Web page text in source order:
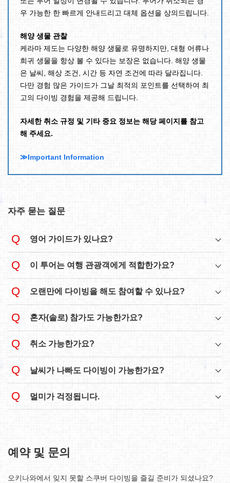
우 가능한 한 빠르게 안내드리고 대체 옵션을 상의드립니다.
해양 생물 관찰
케라마 제도는 다양한 해양 생물로 유명하지만, 대형 어류나
희귀 생물을 항상 볼 수 있다는 보장은 없습니다. 해양 생물
은 날씨, 해상 조건, 시간 등 자연 조건에 따라 달라집니다.
다만 경험 많은 가이드가 그날 최적의 포인트를 선택하여 최
고의 다이빙 경험을 제공해 드립니다.
자세한 취소 규정 및 기타 중요 정보는 해당 페이지를 참고
해 주세요.
≫Important Information
자주 묻는 질문
영어 가이드가 있나요?
이 투어는 여행 관광객에게 적합한가요?
오랜만에 다이빙을 해도 참여할 수 있나요?
혼자(솔로) 참가도 가능한가요?
취소 가능한가요?
날씨가 나빠도 다이빙이 가능한가요?
멀미가 걱정됩니다.
예약 및 문의
오키나와에서 잊지 못할 스쿠버 다이빙을 즐길 준비가 되셨나요?